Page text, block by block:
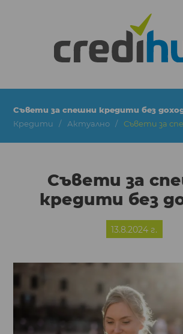
Съвети за спешни кредити без
Кредити Актуално Съвети за
Съвети за
кредити без
13.8.2024 г.